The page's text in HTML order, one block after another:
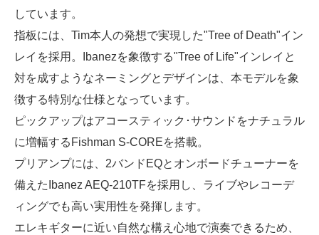
しています。
指板には、Tim本人の発想で実現した"Tree of Death"イン
レイを採用。Ibanezを象徴する"Tree of Life"インレイと
対を成すようなネーミングとデザインは、本モデルを象
徴する特別な仕様となっています。
ピックアップはアコースティック･サウンドをナチュラル
に増幅するFishman S-COREを搭載。
プリアンプには、2バンドEQとオンボードチューナーを
備えたIbanez AEQ-210TFを採用し、ライブやレコーデ
ィングでも高い実用性を発揮します。
エレキギターに近い自然な構え心地で演奏できるため、